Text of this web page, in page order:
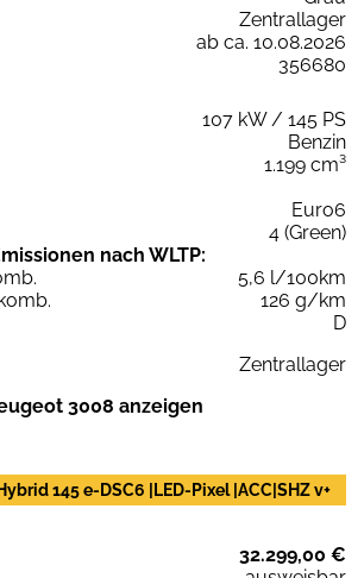
Zentrallager
ab ca. 10.08.2026
356680
107 kW / 145 PS
Benzin
1.199 cm³
Euro6
4 (Green)
nach WLTP:
5,6 l/100km
126 g/km
D
Zentrallager
3008 anzeigen
145 e-DSC6 |LED-Pixel |ACC|SHZ v+
32.299,00 €